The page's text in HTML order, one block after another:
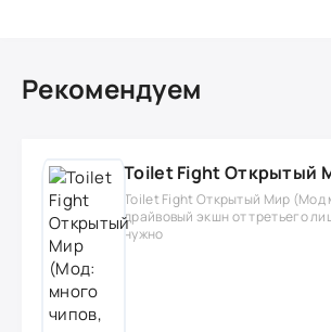
Рекомендуем
Toilet Fight Открытый Мир (Мод
драйвовый экшн от третьего
нужно